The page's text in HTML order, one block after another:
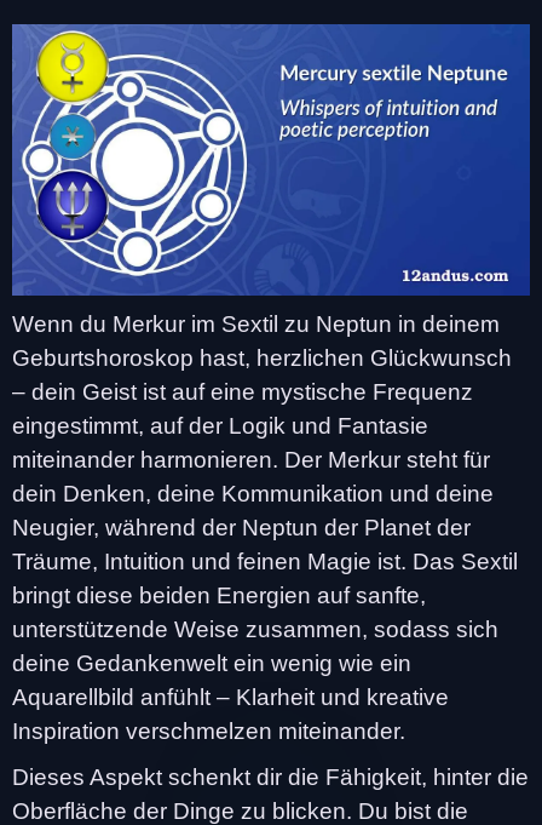
Wenn du Merkur im Sextil zu Neptun in deinem
Geburtshoroskop hast, herzlichen Glückwunsch
– dein Geist ist auf eine mystische Frequenz
eingestimmt, auf der Logik und Fantasie
miteinander harmonieren. Der Merkur steht für
dein Denken, deine Kommunikation und deine
Neugier, während der Neptun der Planet der
Träume, Intuition und feinen Magie ist. Das Sextil
bringt diese beiden Energien auf sanfte,
unterstützende Weise zusammen, sodass sich
deine Gedankenwelt ein wenig wie ein
Aquarellbild anfühlt – Klarheit und kreative
Inspiration verschmelzen miteinander.
Dieses Aspekt schenkt dir die Fähigkeit, hinter die
Oberfläche der Dinge zu blicken. Du bist die